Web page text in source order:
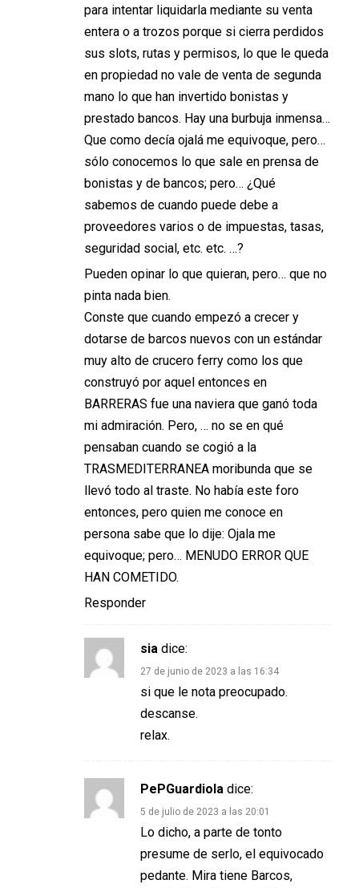
para intentar liquidarla mediante su venta
entera o a trozos porque si cierra perdidos
sus slots, rutas y permisos, lo que le queda
en propiedad no vale de venta de segunda
mano lo que han invertido bonistas y
prestado bancos. Hay una burbuja inmensa…
Que como decía ojalá me equivoque, pero…
sólo conocemos lo que sale en prensa de
bonistas y de bancos; pero… ¿Qué
sabemos de cuando puede debe a
proveedores varios o de impuestas, tasas,
seguridad social, etc. etc. …?
Pueden opinar lo que quieran, pero… que no
pinta nada bien.
Conste que cuando empezó a crecer y
dotarse de barcos nuevos con un estándar
muy alto de crucero ferry como los que
construyó por aquel entonces en
BARRERAS fue una naviera que ganó toda
mi admiración. Pero, … no se en qué
pensaban cuando se cogió a la
TRASMEDITERRANEA moribunda que se
llevó todo al traste. No había este foro
entonces, pero quien me conoce en
persona sabe que lo dije: Ojala me
equivoque; pero… MENUDO ERROR QUE
HAN COMETIDO.
Responder
sia dice:
27 de junio de 2023 a las 16:34
si que le nota preocupado.
descanse.
relax.
PePGuardiola dice:
5 de julio de 2023 a las 20:01
Lo dicho, a parte de tonto
presume de serlo, el equivocado
pedante. Mira tiene Barcos,